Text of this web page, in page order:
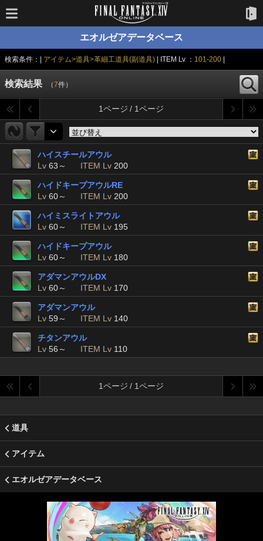
エオルゼアデータベース
検索条件：| アイテム>道具>革細工道具(副道具) | ITEM Lv ： 101-200
検索結果 （7件）
1ページ / 1ページ
ハイスチールアウル
Lv 63～ ITEM Lv 200
ハイドキープアウルRE
Lv 60～ ITEM Lv 200
ハイミスライトアウル
Lv 60～ ITEM Lv 195
ハイドキープアウル
Lv 60～ ITEM Lv 180
アダマンアウルDX
Lv 60～ ITEM Lv 170
アダマンアウル
Lv 59～ ITEM Lv 140
チタンアウル
Lv 56～ ITEM Lv 110
1ページ / 1ページ
道具
アイテム
エオルゼアデータベース